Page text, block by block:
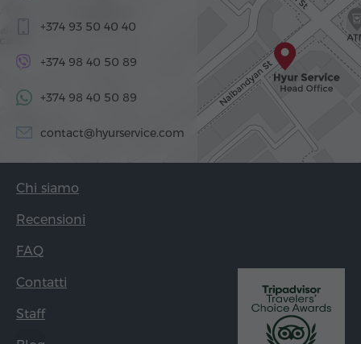
+374 93 50 40 40
+374 98 40 50 89
+374 98 40 50 89
contact@hyurservice.com
Chi siamo
Recensioni
FAQ
Contatti
Staff